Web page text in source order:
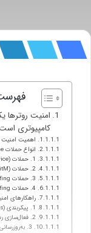
امنیت روترها
کامپیوتری
اهمیت
انواع حملات Data Plane
1. حملات DoS (Denial of Service)
2. حملات Man-in-the-Middle (MitM)
3. حملات Spoofing
4. حملات ARP Spoofing
راهکارهای
1. پیکربندی ACLs (Access Control Lists)
2. فعال‌سازی رمزگذاری
3. به‌روزرسانی نرم‌افزار